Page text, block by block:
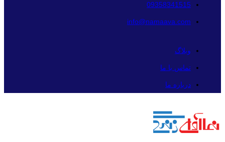
09358341515
info@namaava.com
وبلاگ
تماس با ما
درباره ما